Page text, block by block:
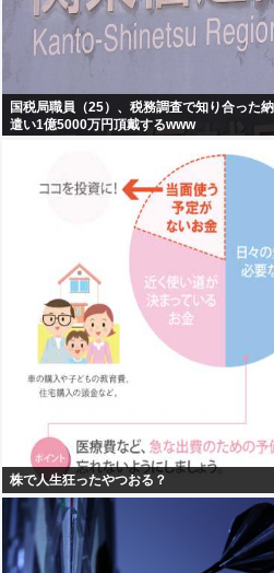
国税局職員（25）、税務調査で知り合った
遣い1億5000万円頂戴するwww
株で人生狂ったやつおる？